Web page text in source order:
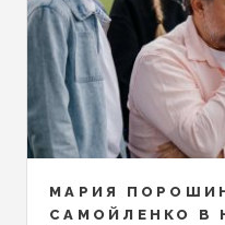
МАРИЯ
САМОЙЛЕНКО В